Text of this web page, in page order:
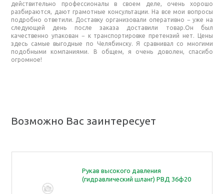
действительно профессионалы в своем деле, очень хорошо
разбираются, дают грамотные консультации. На все мои вопросы
подробно ответили. Доставку организовали оперативно − уже на
следующей день после заказа доставили товар.Он был
качественно упакован − к транспортировке претензий нет. Цены
здесь самые выгодные по Челябинску. Я сравнивал со многими
подобными компаниями. В общем, я очень доволен, спасибо
огромное!
Возможно Вас заинтересует
Рукав высокого давления
(гидравлический шланг) РВД 36ф20